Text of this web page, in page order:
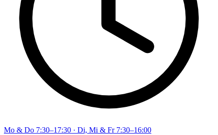
Mo & Do 7:30–17:30 · Di, Mi & Fr 7:30–16:00